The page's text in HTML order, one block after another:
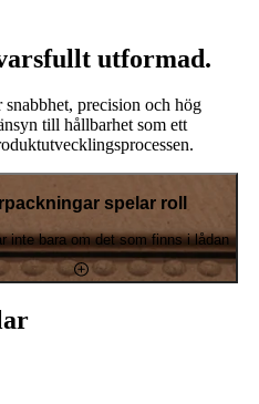
utformad.
precision och hög
till hållbarhet som ett
spelar roll
inte bara om det som finns i lådan